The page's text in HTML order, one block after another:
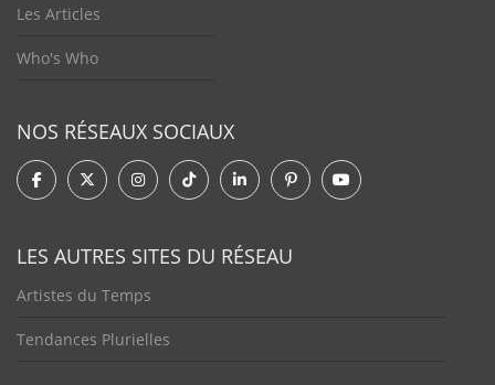
Les Articles
Who's Who
NOS RÉSEAUX SOCIAUX
LES AUTRES SITES DU RÉSEAU
Artistes du Temps
Tendances Plurielles